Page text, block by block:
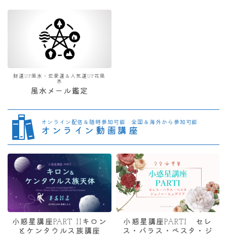
財運UP風水・恋愛運＆人気運UP花風
水
風水メール鑑定
オンライン配信＆随時参加可能 全国＆海外から参加可能
オンライン動画講座
小惑星講座PART IIキロン
とケンタウルス族講座
小惑星講座PARTI セレ
ス・パラス・ベスタ・ジ